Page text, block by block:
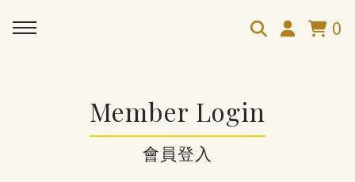
0
Member Login
會員登入